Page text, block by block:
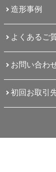
造形事例
よくあるご
お問い合わ
初回お取引